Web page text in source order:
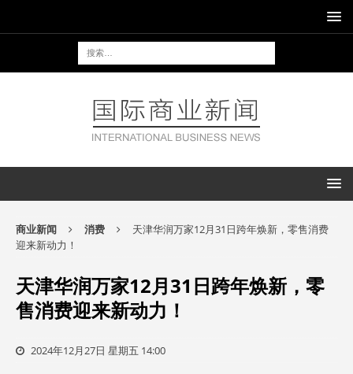
商业新闻 消费
天津华润万家12月31日跨年焕新，零售消费
迎来新动力！
天津华润万家12月31日跨年焕新，零
售消费迎来新动力！
2024年12月27日 星期五 14:00